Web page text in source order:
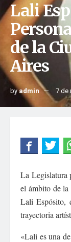
Lali
de la
Aires
byadmin 7 de
La Legislatura
el ámbito de
Lali Espósito,
trayectoria
«Lali es una